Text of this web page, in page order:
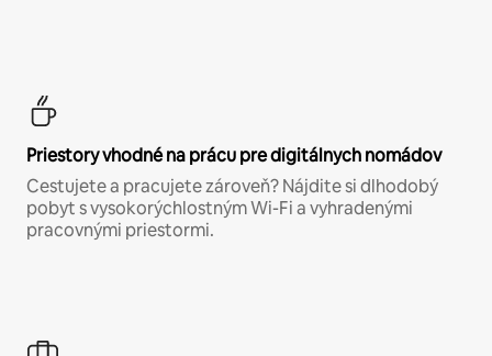
Priestory vhodné na prácu pre digitálnych nomádov
Cestujete a pracujete zároveň? Nájdite si dlhodobý
pobyt s vysokorýchlostným Wi-Fi a vyhradenými
pracovnými priestormi.